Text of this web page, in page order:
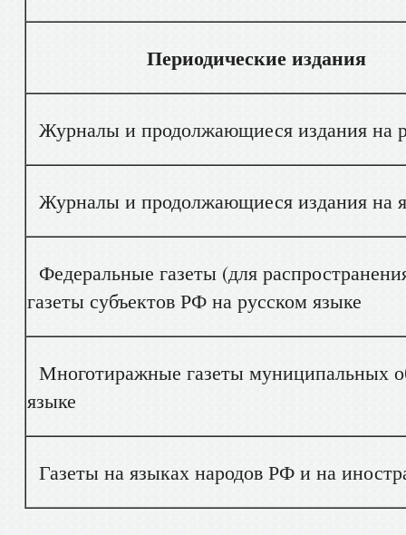
Периодические издания
Журналы и продолжающиеся издания на
Журналы и продолжающиеся издания на
Федеральные газеты (для
газеты субъектов РФ на русском языке
Многотиражные газеты муниципальных
языке
Газеты на языках народов РФ и на